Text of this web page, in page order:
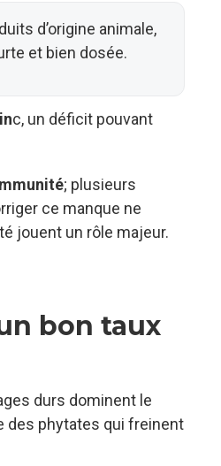
d’origine animale,
et bien dosée.
c, un déficit pouvant
; plusieurs
ce manque ne
jouent un rôle majeur.
bon taux
durs dominent le
des phytates qui freinent